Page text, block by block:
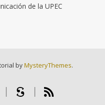
de la UPEC
byMysteryThemes.
Scribd RSS